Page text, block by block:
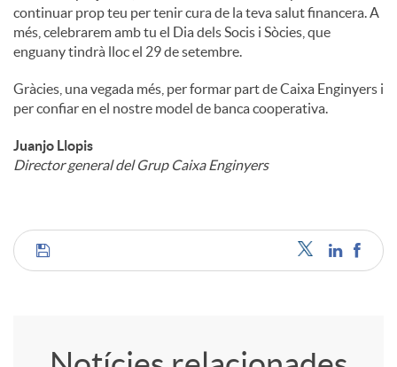
continuar prop teu per tenir cura de la teva salut financera. A
més, celebrarem amb tu el Dia dels Socis i Sòcies, que
enguany tindrà lloc el 29 de setembre.
Gràcies, una vegada més, per formar part de Caixa Enginyers i
per confiar en el nostre model de banca cooperativa.
Juanjo Llopis
Director general del Grup Caixa Enginyers
C